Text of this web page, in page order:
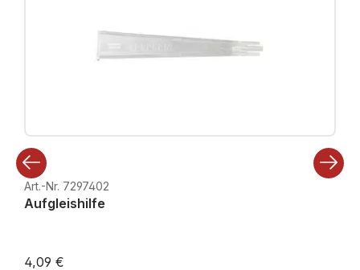
Art.-Nr. 7297402
Aufgleishilfe
4,09 €